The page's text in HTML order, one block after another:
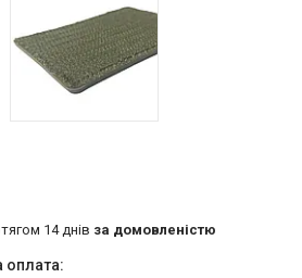
14 днів за домовленістю